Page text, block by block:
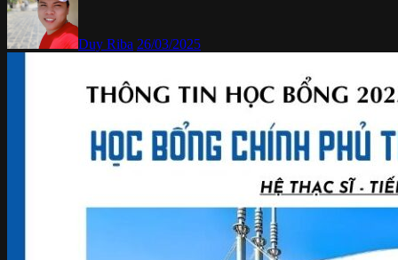
Duy Riba 26/03/2025